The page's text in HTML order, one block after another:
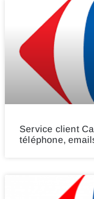
Service client
téléphone,